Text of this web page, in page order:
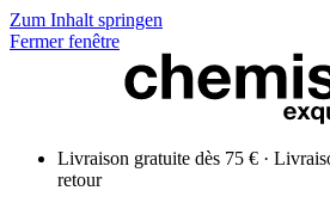
Zum Inhalt springen
Fermer fenêtre
Livraison gratuite dès 75 € ·
retour